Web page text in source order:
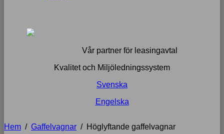
Vår partner för leasingavtal
Kvalitet och Miljöledningssystem
Svenska
Engelska
Hem / Gaffelvagnar / Höglyftande gaffelvagnar